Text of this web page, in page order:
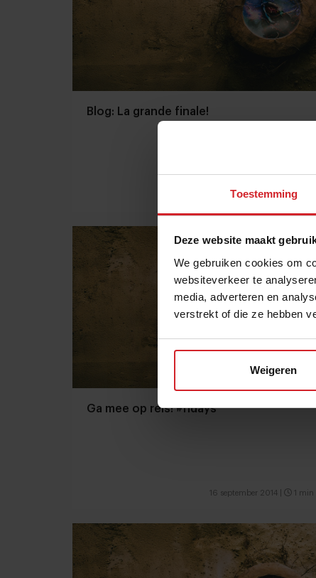
Toestemming
Deze website maakt
We gebruiken cookies om
websiteverkeer te
media, adverteren en
verstrekt of die ze hebben
Weigeren
Blog: La grande finale!
17 september 2014| 1 min
Ga mee op reis! #fidays
16 september 2014 1 min